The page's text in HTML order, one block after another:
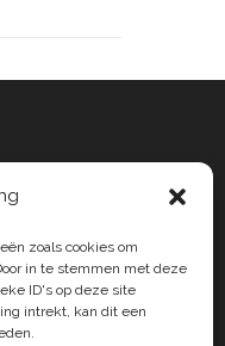
zoals cookies om
in te stemmen met deze
ID's op deze site
intrekt, kan dit een